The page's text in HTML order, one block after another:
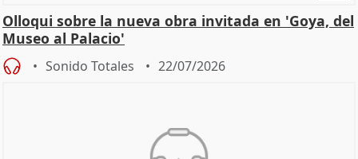
Olloqui sobre la nueva obra invitada en 'Goya, del
Museo al Palacio'
Sonido Totales 22/07/2026